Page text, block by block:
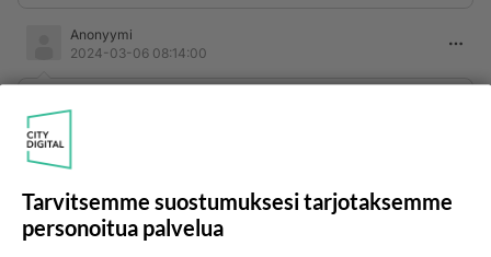
Anonyymi
2024-03-06 08:14:00
Ota lapio kätteen ja luo lumet...hyvvää
arkiliikuntaaki!
Äänestä
Tarvitsemme suostumuksesi tarjotaksemme
personoitua palvelua